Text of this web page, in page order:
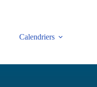
Calendriers